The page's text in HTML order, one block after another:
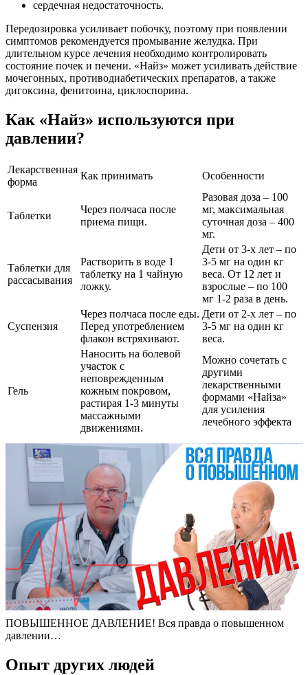
сердечная недостаточность.
Передозировка усиливает побочку, поэтому при появлении
симптомов рекомендуется промывание желудка. При
длительном курсе лечения необходимо контролировать
состояние почек и печени. «Найз» может усиливать действие
мочегонных, противодиабетических препаратов, а также
дигоксина, фенитоина, циклоспорина.
Как «Найз» используются при
давлении?
Лекарственная
форма
Как принимать Особенности
Таблетки
Через полчаса после
приема пищи.
Разовая доза – 100
мг, максимальная
суточная доза – 400
мг.
Таблетки для
рассасывания
Растворить в воде 1
таблетку на 1 чайную
ложку.
Дети от 3-х лет – по
3-5 мг на один кг
веса. От 12 лет и
взрослые – по 100
мг 1-2 раза в день.
Суспензия
Через полчаса после еды.
Перед употреблением
флакон встряхивают.
Дети от 2-х лет – по
3-5 мг на один кг
веса.
Гель
Наносить на болевой
участок с
неповрежденным
кожным покровом,
растирая 1-3 минуты
массажными
движениями.
Можно сочетать с
другими
лекарственными
формами «Найза»
для усиления
лечебного эффекта
ПОВЫШЕННОЕ ДАВЛЕНИЕ! Вся правда о повышенном
давлении…
Опыт других людей